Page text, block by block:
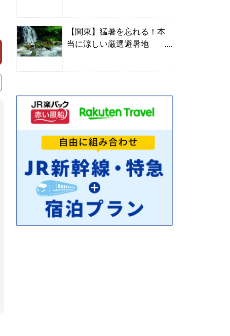
【関東】猛暑を忘れる！本
当に涼しい厳選避暑地